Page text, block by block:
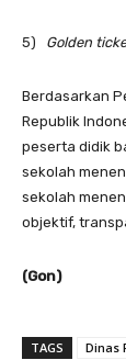
5) Golden
Berdasarkan
Republik
peserta didik
sekolah
sekolah
objektif,
(Gon)
TAGS Dinas